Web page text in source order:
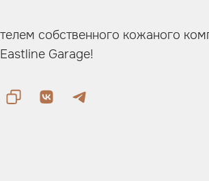
собственного кожаного
Garage!